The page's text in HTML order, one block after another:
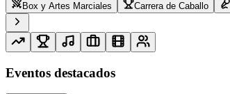
Box y Artes Marciales
Carrera de Caballo
Eventos destacados